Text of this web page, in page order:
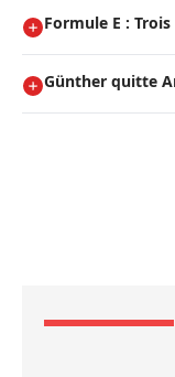
Formule E :
Günther quitte